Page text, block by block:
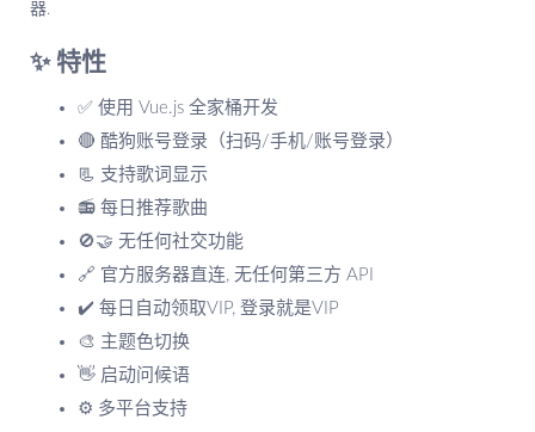
器.
✨ 特性
✅ 使用 Vue.js 全家桶开发
🔴 酷狗账号登录（扫码/手机/账号登录）
📃 支持歌词显示
📻 每日推荐歌曲
🚫🤝 无任何社交功能
🔗 官方服务器直连, 无任何第三方 API
✔️ 每日自动领取VIP, 登录就是VIP
🎨 主题色切换
👋 启动问候语
⚙️ 多平台支持